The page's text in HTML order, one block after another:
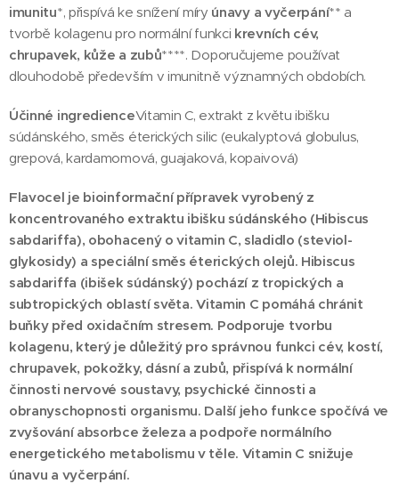
imunitu*, přispívá ke snížení míry únavy a vyčerpání** a
tvorbě kolagenu pro normální funkci krevních cév,
chrupavek, kůže a zubů****. Doporučujeme používat
dlouhodobě především v imunitně významných obdobích.
Účinné ingredienceVitamin C, extrakt z květu ibišku
súdánského, směs éterických silic (eukalyptová globulus,
grepová, kardamomová, guajaková, kopaivová)
Flavocel je bioinformační přípravek vyrobený z
koncentrovaného extraktu ibišku súdánského (Hibiscus
sabdariffa), obohacený o vitamin C, sladidlo (steviol-
glykosidy) a speciální směs éterických olejů. Hibiscus
sabdariffa (ibišek súdánský) pochází z tropických a
subtropických oblastí světa. Vitamin C pomáhá chránit
buňky před oxidačním stresem. Podporuje tvorbu
kolagenu, který je důležitý pro správnou funkci cév, kostí,
chrupavek, pokožky, dásní a zubů, přispívá k normální
činnosti nervové soustavy, psychické činnosti a
obranyschopnosti organismu. Další jeho funkce spočívá ve
zvyšování absorbce železa a podpoře normálního
energetického metabolismu v těle. Vitamin C snižuje
únavu a vyčerpání.